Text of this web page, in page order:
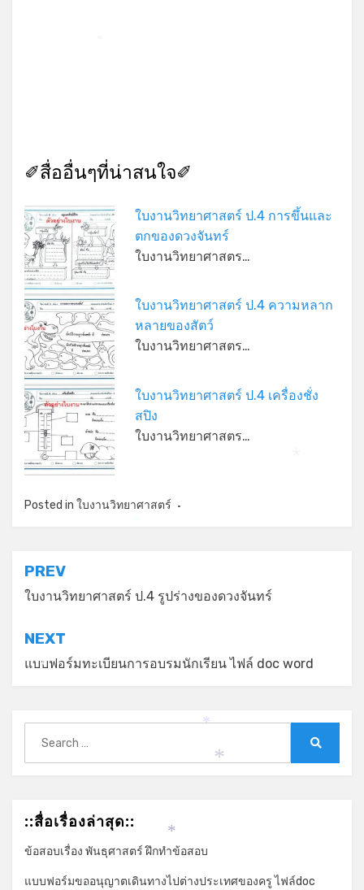
✐สื่ออื่นๆที่น่าสนใจ✐
ใบงานวิทยาศาสตร์ ป.4 การขึ้นและ
ตกของดวงจันทร์
ใบงานวิทยาศาสตร…
ใบงานวิทยาศาสตร์ ป.4 ความหลาก
หลายของสัตว์
ใบงานวิทยาศาสตร…
ใบงานวิทยาศาสตร์ ป.4 เครื่องชั่ง
สปิง
ใบงานวิทยาศาสตร…
Posted in ใบงานวิทยาศาสตร์
แนะแนว
เรื่อง
PREV
ใบงานวิทยาศาสตร์ ป.4 รูปร่างของดวงจันทร์
NEXT
แบบฟอร์มทะเบียนการอบรมนักเรียน ไฟล์ doc word
for:
::สื่อเรื่องล่าสุด::
ข้อสอบเรื่อง พันธุศาสตร์ ฝึกทำข้อสอบ
แบบฟอร์มขออนุญาตเดินทางไปต่างประเทศของครู ไฟล์doc
*